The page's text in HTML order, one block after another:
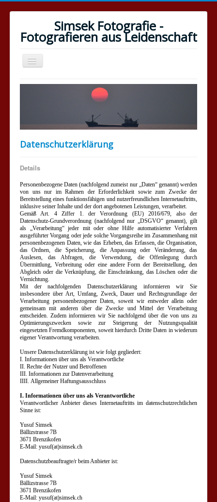
Simsek Fotografie -
Fotografieren aus Leidenschaft
Navigation
an/aus
Start
Referenzen
Links
Datenschutz
Impressum
Kontakt
Datenschutzerklärung
Details
Personenbezogene Daten (nachfolgend zumeist nur „Daten“ genannt) werden
von uns nur im Rahmen der Erforderlichkeit sowie zum Zwecke der
Bereitstellung eines funktionsfähigen und nutzerfreundlichen Internetauftritts,
inklusive seiner Inhalte und der dort angebotenen Leistungen, verarbeitet.
Gemäß Art. 4 Ziffer 1. der Verordnung (EU) 2016/679, also der
Datenschutz-Grundverordnung (nachfolgend nur „DSGVO“ genannt), gilt
als „Verarbeitung“ jeder mit oder ohne Hilfe automatisierter Verfahren
ausgeführter Vorgang oder jede solche Vorgangsreihe im Zusammenhang mit
personenbezogenen Daten, wie das Erheben, das Erfassen, die Organisation,
das Ordnen, die Speicherung, die Anpassung oder Veränderung, das
Auslesen, das Abfragen, die Verwendung, die Offenlegung durch
Übermittlung, Verbreitung oder eine andere Form der Bereitstellung, den
Abgleich oder die Verknüpfung, die Einschränkung, das Löschen oder die
Vernichtung.
Mit der nachfolgenden Datenschutzerklärung informieren wir Sie
insbesondere über Art, Umfang, Zweck, Dauer und Rechtsgrundlage der
Verarbeitung personenbezogener Daten, soweit wir entweder allein oder
gemeinsam mit anderen über die Zwecke und Mittel der Verarbeitung
entscheiden. Zudem informieren wir Sie nachfolgend über die von uns zu
Optimierungszwecken sowie zur Steigerung der Nutzungsqualität
eingesetzten Fremdkomponenten, soweit hierdurch Dritte Daten in wiederum
eigener Verantwortung verarbeiten.
Unsere Datenschutzerklärung ist wie folgt gegliedert:
I. Informationen über uns als Verantwortliche
II. Rechte der Nutzer und Betroffenen
III. Informationen zur Datenverarbeitung
IIII. Allgemeiner Haftungsausschluss
I. Informationen über uns als Verantwortliche
Verantwortlicher Anbieter dieses Internetauftritts im datenschutzrechtlichen
Sinne ist:
Yusuf Simsek
Bällizstrasse 7B
3671 Brenzikofen
E-Mail: yusuf(at)simsek.ch
Datenschutzbeauftragte/r beim Anbieter ist:
Yusuf Simsek
Bällizstrasse 7B
3671 Brenzikofen
E-Mail: yusuf(at)simsek.ch